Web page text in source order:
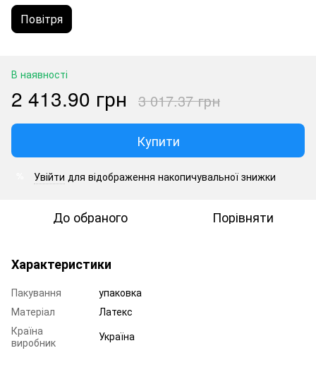
Повітря
В наявності
2 413.90 грн 3 017.37 грн
Купити
Увійти для відображення накопичувальної знижки
До обраного Порівняти
Характеристики
Пакування
упаковка
Матеріал
Латекс
Країна
виробник
Україна